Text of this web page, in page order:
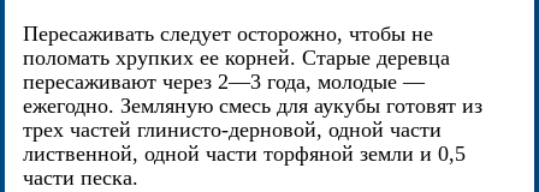
Пересаживать следует осторожно, чтобы не
поломать хрупких ее корней. Старые деревца
пересаживают через 2—3 года, молодые —
ежегодно. Земляную смесь для аукубы готовят из
трех частей глинисто-дерновой, одной части
лиственной, одной части торфяной земли и 0,5
части песка.